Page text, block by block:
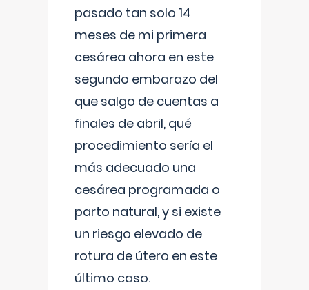
pasado tan solo 14
meses de mi primera
cesárea ahora en este
segundo embarazo del
que salgo de cuentas a
finales de abril, qué
procedimiento sería el
más adecuado una
cesárea programada o
parto natural, y si existe
un riesgo elevado de
rotura de útero en este
último caso.